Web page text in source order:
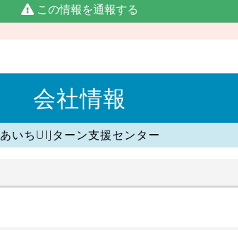
この情報を通報する
会社情報
あいちUIJターン支援センター